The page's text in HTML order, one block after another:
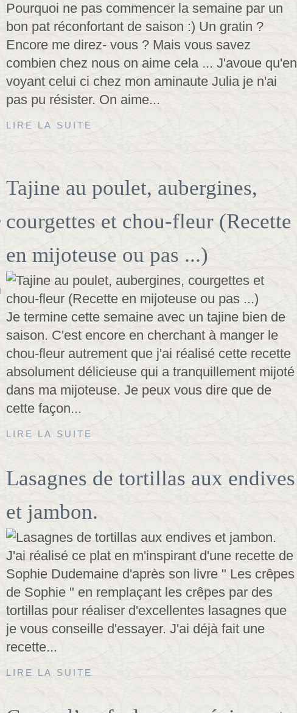
Pourquoi ne pas commencer la semaine par un
bon pat réconfortant de saison :) Un gratin ?
Encore me direz- vous ? Mais vous savez
combien chez nous on aime cela ... J'avoue qu'en
voyant celui ci chez mon aminaute Julia je n'ai
pas pu résister. On aime...
LIRE LA SUITE
Tajine au poulet, aubergines,
courgettes et chou-fleur (Recette
en mijoteuse ou pas ...)
Je termine cette semaine avec un tajine bien de
saison. C'est encore en cherchant à manger le
chou-fleur autrement que j'ai réalisé cette recette
absolument délicieuse qui a tranquillement mijoté
dans ma mijoteuse. Je peux vous dire que de
cette façon...
LIRE LA SUITE
Lasagnes de tortillas aux endives
et jambon.
J'ai réalisé ce plat en m'inspirant d'une recette de
Sophie Dudemaine d'après son livre " Les crêpes
de Sophie " en remplaçant les crêpes par des
tortillas pour réaliser d'excellentes lasagnes que
je vous conseille d'essayer. J'ai déjà fait une
recette...
LIRE LA SUITE